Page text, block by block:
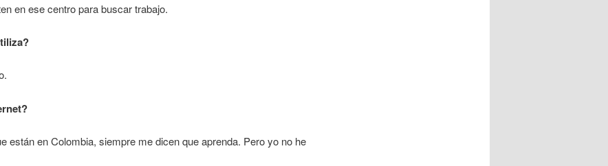
en ese centro para buscar trabajo.
están en Colombia, siempre me dicen que aprenda. Pero yo no he